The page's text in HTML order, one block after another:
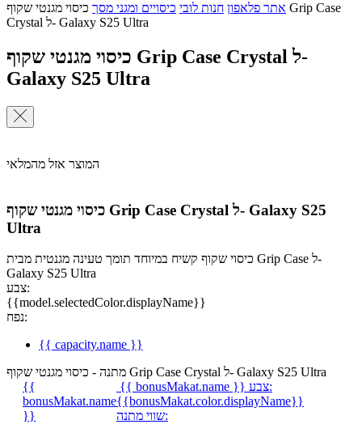
אתר פלאפון חנות לובי כיסויים ומגני מסך כיסוי מגנטי שקוף Grip Case
Crystal ל- Galaxy S25 Ultra
כיסוי מגנטי שקוף Grip Case Crystal ל-
Galaxy S25 Ultra
המוצר אזל מהמלאי
כיסוי מגנטי שקוף Grip Case Crystal ל- Galaxy S25
Ultra
כיסוי שקוף קשיח במיוחד תומך טעינה מגנטית מבית Grip Case ל-
Galaxy S25 Ultra
צבע:
{{model.selectedColor.displayName}}
נפח:
{{ capacity.name }}
מתנה - כיסוי מגנטי שקוף Grip Case Crystal ל- Galaxy S25 Ultra
{{
bonusMakat.name
}}
{{ bonusMakat.name }}
צבע:
{{bonusMakat.color.displayName}}
שווי מתנה: